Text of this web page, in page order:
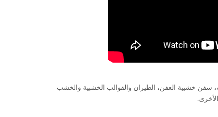
سفن خشبية العفن، الطيران والقوالب الخشبية والخشب